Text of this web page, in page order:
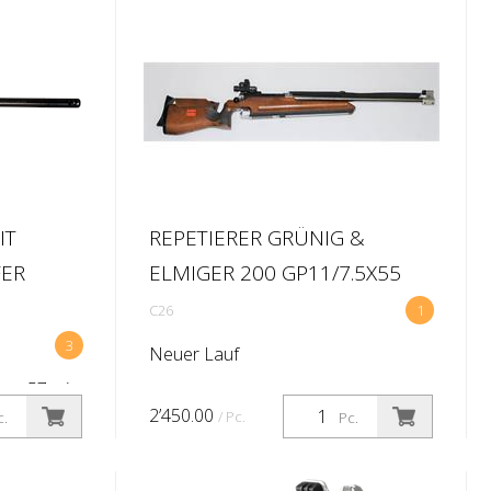
3
mit
REPETIERER GRÜNIG &
ELMIGER 200 GP11/7.5X55
1
C26
Neuer Lauf
Pc.
2’450.00 / Pc.